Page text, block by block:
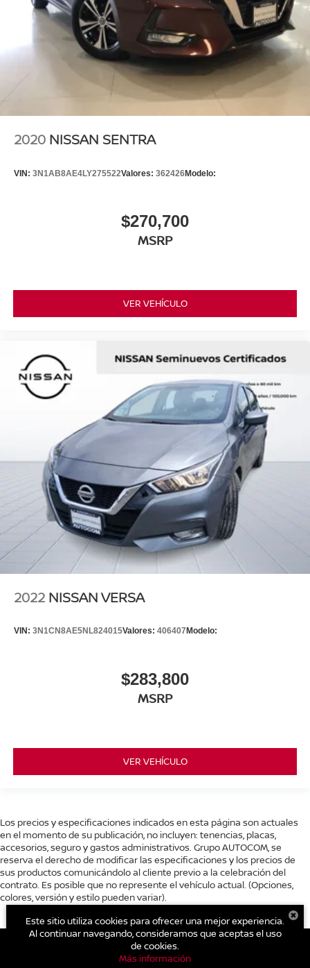
2020 NISSAN SENTRA
VIN: 3N1AB8AE4LY275522Valores: 362426Modelo:
$270,700
MSRP
VER VEHÍCULO
2022 NISSAN VERSA
VIN: 3N1CN8AE5NL824015Valores: 406407 Modelo:
$283,800
MSRP
VER VEHÍCULO
Los precios y especificaciones indicados en esta página son actuales
en el momento de su publicación, no incluyen: tenencias, placas,
accesorios, seguro y gastos administrativos. Grupo AUTOCOM, se
reserva el derecho de modificar las especificaciones y los precios de
sus productos comunicándolo al cliente previo a la celebración del
contrato. Es posible que no represente el vehículo actual. (Opciones,
colores, versión y estilo pueden variar).
Este sitio utiliza cookies para ofrecer una mejor experiencia.
Al continuar navegando, consideramos que aceptas el uso
de cookies.
Más información